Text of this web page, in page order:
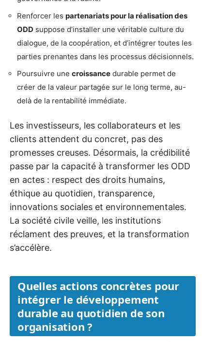
Renforcer les partenariats pour la réalisation des
ODD suppose d’installer une véritable culture du
dialogue, de la coopération, et d’intégrer toutes les
parties prenantes dans les processus décisionnels.
Poursuivre une croissance durable permet de
créer de la valeur partagée sur le long terme, au-
delà de la rentabilité immédiate.
Les investisseurs, les collaborateurs et les
clients attendent du concret, pas des
promesses creuses. Désormais, la crédibilité
passe par la capacité à transformer les ODD
en actes : respect des droits humains,
éthique au quotidien, transparence,
innovations sociales et environnementales.
La société civile veille, les institutions
réclament des preuves, et la transformation
s’accélère.
Quelles actions concrètes pour
intégrer le développement
durable au quotidien de son
organisation ?